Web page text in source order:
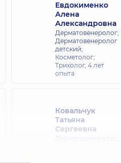
Евдокименко
Алена
Александровна
Дерматовенеролог;
Дерматовенеролог
детский;
Косметолог;
Трихолог, 4 лет
опыта
Ковальчук
Татьяна
Сергеевна